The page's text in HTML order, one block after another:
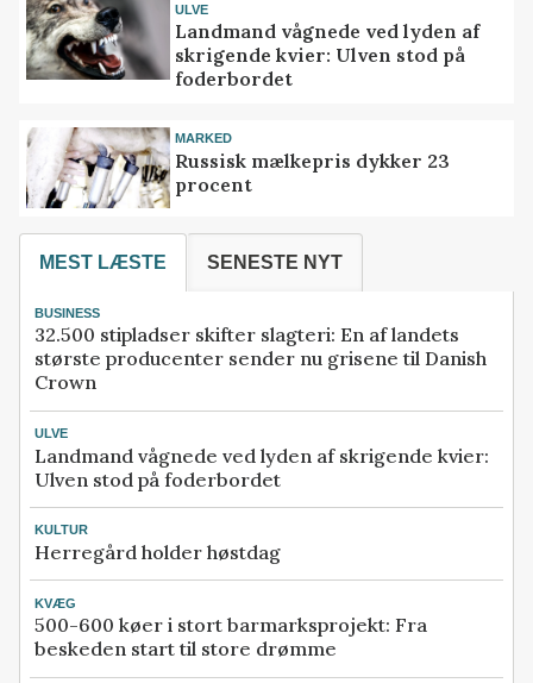
ULVE
Landmand vågnede ved lyden af
skrigende kvier: Ulven stod på
foderbordet
MARKED
Russisk mælkepris dykker 23
procent
MEST LÆSTE SENESTE NYT
BUSINESS
32.500 stipladser skifter slagteri: En af landets
største producenter sender nu grisene til Danish
Crown
ULVE
Landmand vågnede ved lyden af skrigende kvier:
Ulven stod på foderbordet
KULTUR
Herregård holder høstdag
KVÆG
500-600 køer i stort barmarksprojekt: Fra
beskeden start til store drømme